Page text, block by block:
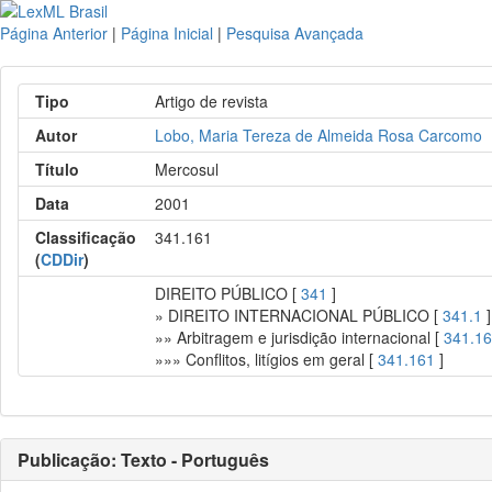
Página Anterior | Página Inicial | Pesquisa Avançada
Tipo
Artigo de revista
Autor
Lobo, Maria Tereza de Almeida Rosa Carcomo
Título
Mercosul
Data
2001
Classificação
(CDDir)
341.161
DIREITO PÚBLICO [341 ]
» DIREITO INTERNACIONAL PÚBLICO [341.1 ]
»» Arbitragem e jurisdição internacional [341.16
»»» Conflitos, litígios em geral [341.161 ]
Publicação: Texto - Português